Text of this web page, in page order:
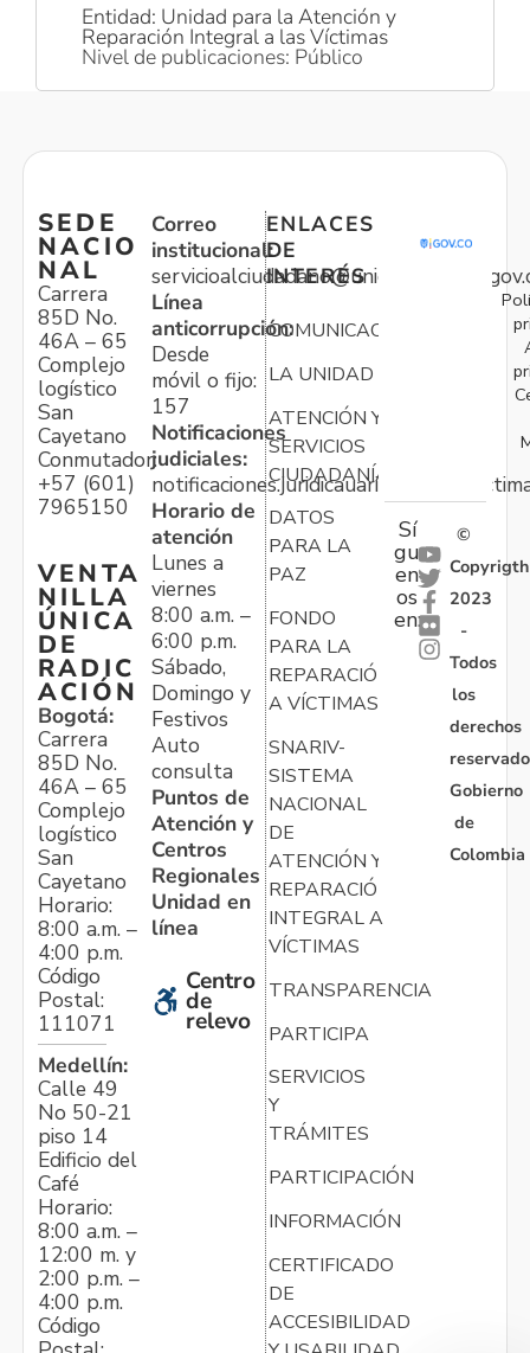
Entidad: Unidad para la Atención y
Reparación Integral a las Víctimas
Nivel de publicaciones: Público
SEDE
NACIO
NAL
Carrera
85D No.
46A – 65
Complejo
logístico
San
Cayetano
Conmutador:
+57 (601)
7965150
VENTA
NILLA
ÚNICA
DE
RADIC
ACIÓN
Bogotá:
Carrera
85D No.
46A – 65
Complejo
logístico
San
Cayetano
Horario:
8:00 a.m. –
4:00 p.m.
Código
Postal:
111071
Medellín:
Calle 49
No 50-21
piso 14
Edificio del
Café
Horario:
8:00 a.m. –
12:00 m. y
2:00 p.m. –
4:00 p.m.
Código
Correo
institucional:
Línea
anticorrupción:
Desde
móvil o fijo:
157
Notificaciones
judiciales:
Horario de
atención
Lunes a
viernes
8:00 a.m. –
6:00 p.m.
Sábado,
Domingo y
Festivos
Auto
consulta
Puntos de
Atención y
Centros
Regionales
Unidad en
línea
Centro
de
relevo
ENLACES
DE
INTERÉS
COMUNICACIONES
LA UNIDAD
ATENCIÓN Y
SERVICIOS
CIUDADANÍA
DATOS
PARA LA
PAZ
FONDO
PARA LA
REPARACIÓN
A VÍCTIMAS
SNARIV-
SISTEMA
NACIONAL
DE
ATENCIÓN Y
REPARACIÓN
INTEGRAL A
VÍCTIMAS
TRANSPARENCIA
PARTICIPA
SERVICIOS
Y
TRÁMITES
PARTICIPACIÓN
INFORMACIÓN
CERTIFICADO
DE
ACCESIBILIDAD
Sí
gu
en
os
en:
©
Copyrigth
2023
-
Todos
los
derechos
Gobierno
de
Colombia